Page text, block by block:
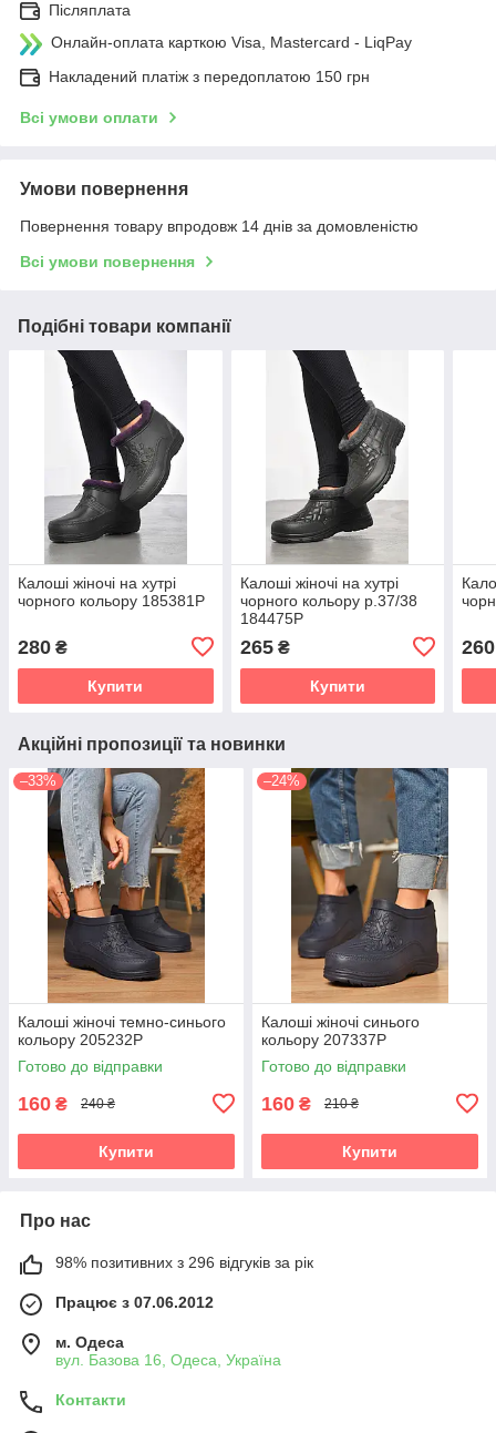
Післяплата
Онлайн-оплата карткою Visa, Mastercard - LiqPay
Накладений платіж з передоплатою 150 грн
Всі умови оплати
Умови повернення
Повернення товару впродовж 14 днів за домовленістю
Всі умови повернення
Подібні товари компанії
Калоші жіночі на хутрі
чорного кольору 185381P
280 ₴
Купити
Калоші жіночі на хутрі
чорного кольору р.37/38
184475P
265₴
Купити
260
Акційні пропозиції та новинки
–33%
Калоші жіночі темно-синього
кольору 205232P
Готово до відправки
160 ₴ 240 ₴
Купити
–24%
Калоші жіночі синього
кольору 207337P
Готово до відправки
160 ₴ 210 ₴
Купити
Про нас
98% позитивних з 296 відгуків за рік
Працює з 07.06.2012
м. Одеса
вул. Базова 16, Одеса, Україна
Контакти